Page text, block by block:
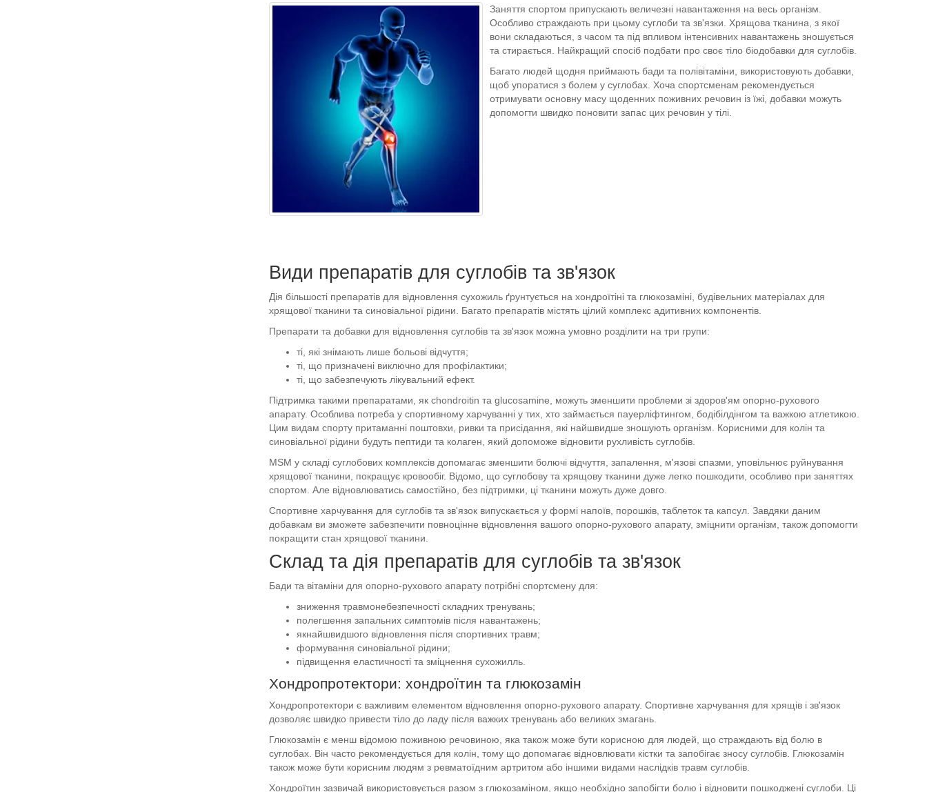
Заняття спортом припускають величезні навантаження на весь організм.
Особливо страждають при цьому суглоби та зв'язки. Хрящова тканина, з якої
вони складаються, з часом та під впливом інтенсивних навантажень зношується
та стирається. Найкращий спосіб подбати про своє тіло біодобавки для суглобів.
Багато людей щодня приймають бади та полівітаміни, використовують добавки,
щоб упоратися з болем у суглобах. Хоча спортсменам рекомендується
отримувати основну масу щоденних поживних речовин із їжі, добавки можуть
допомогти швидко поновити запас цих речовин у тілі.
Види препаратів для суглобів та зв'язок
Дія більшості препаратів для відновлення сухожиль ґрунтується на хондроїтіні та глюкозаміні, будівельних матеріалах для
хрящової тканини та синовіальної рідини. Багато препаратів містять цілий комплекс адитивних компонентів.
Препарати та добавки для відновлення суглобів та зв'язок можна умовно розділити на три групи:
ті, які знімають лише больові відчуття;
ті, що призначені виключно для профілактики;
ті, що забезпечують лікувальний ефект.
Підтримка такими препаратами, як chondroitin та glucosamine, можуть зменшити проблеми зі здоров'ям опорно-рухового
апарату. Особлива потреба у спортивному харчуванні у тих, хто займається пауерліфтингом, бодібілдінгом та важкою атлетикою.
Цим видам спорту притаманні поштовхи, ривки та присідання, які найшвидше зношують організм. Корисними для колін та
синовіальної рідини будуть пептиди та колаген, який допоможе відновити рухливість суглобів.
MSM у складі суглобових комплексів допомагає зменшити болючі відчуття, запалення, м'язові спазми, уповільнює руйнування
хрящової тканини, покращує кровообіг. Відомо, що суглобову та хрящову тканини дуже легко пошкодити, особливо при заняттях
спортом. Але відновлюватись самостійно, без підтримки, ці тканини можуть дуже довго.
Спортивне харчування для суглобів та зв'язок випускається у формі напоїв, порошків, таблеток та капсул. Завдяки даним
добавкам ви зможете забезпечити повноцінне відновлення вашого опорно-рухового апарату, зміцнити організм, також допомогти
покращити стан хрящової тканини.
Склад та дія препаратів для суглобів та зв'язок
Бади та вітаміни для опорно-рухового апарату потрібні спортсмену для:
зниження травмонебезпечності складних тренувань;
полегшення запальних симптомів після навантажень;
якнайшвидшого відновлення після спортивних травм;
формування синовіальної рідини;
підвищення еластичності та зміцнення сухожилль.
Хондропротектори: хондроїтин та глюкозамін
Хондропротектори є важливим елементом відновлення опорно-рухового апарату. Спортивне харчування для хрящів і зв'язок
дозволяє швидко привести тіло до ладу після важких тренувань або великих змагань.
Глюкозамін є менш відомою поживною речовиною, яка також може бути корисною для людей, що страждають від болю в
суглобах. Він часто рекомендується для колін, тому що допомагає відновлювати кістки та запобігає зносу суглобів. Глюкозамін
також може бути корисним людям з ревматоїдним артритом або іншими видами наслідків травм суглобів.
Хондроїтин зазвичай використовується разом з глюкозаміном, якщо необхідно запобігти болю і відновити пошкоджені суглоби. Ці